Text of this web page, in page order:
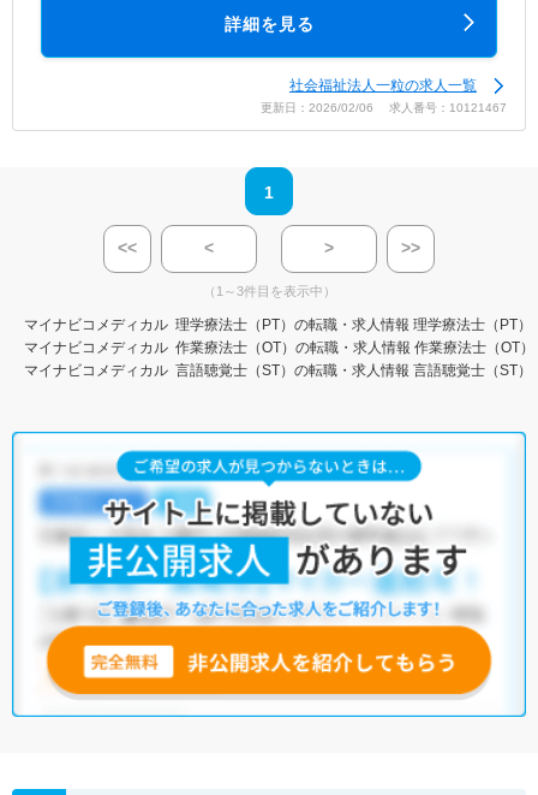
詳細を見る
社会福祉法人一粒の求人一覧
更新日：2026/02/06 求人番号：10121467
1
<< < > >>
（1～3件目を表示中）
マイナビコメディカル 理学療法士（PT）の転職・求人情報 理学療法士（PT）
マイナビコメディカル 作業療法士（OT）の転職・求人情報 作業療法士（OT
マイナビコメディカル 言語聴覚士（ST）の転職・求人情報 言語聴覚士（ST）